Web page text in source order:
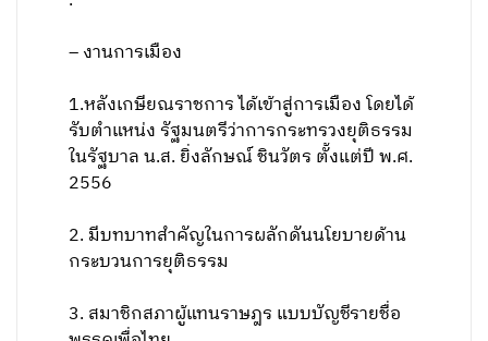
– งานการเมือง
1.หลังเกษียณราชการ ได้เข้าสู่การเมือง โดยได้
รับตำแหน่ง รัฐมนตรีว่าการกระทรวงยุติธรรม
ในรัฐบาล น.ส. ยิ่งลักษณ์ ชินวัตร ตั้งแต่ปี พ.ศ.
2556
2. มีบทบาทสำคัญในการผลักดันนโยบายด้าน
กระบวนการยุติธรรม
3. สมาชิกสภาผู้แทนราษฎร แบบบัญชีรายชื่อ